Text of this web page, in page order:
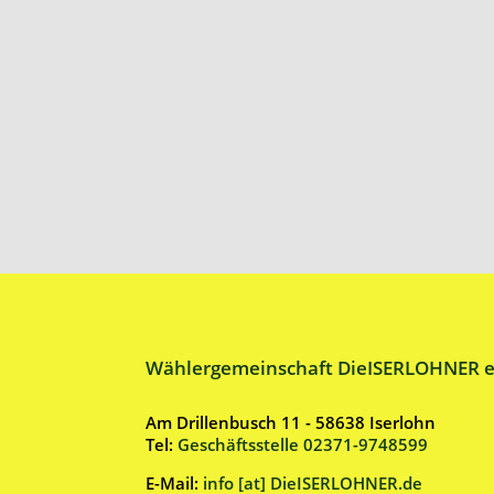
Wählergemeinschaft DieISERLOHNER
Am Drillenbusch 11 - 58638 Iserlohn
Tel: Geschäftsstelle 02371-9748599
E-Mail: info [at] DieISERLOHNER.de